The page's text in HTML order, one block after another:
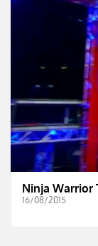
Ninja Warrior
16/08/2015